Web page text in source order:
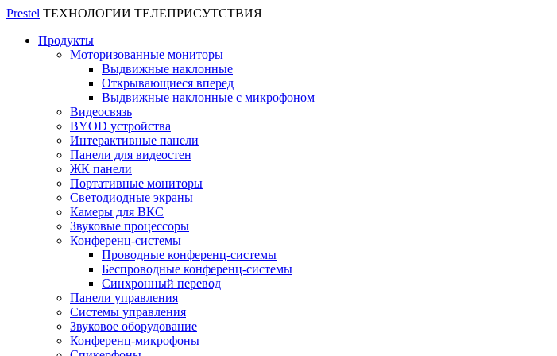
Prestel ТЕХНОЛОГИИ ТЕЛЕПРИСУТСТВИЯ
Продукты
Моторизованные мониторы
Выдвижные наклонные
Открывающиеся вперед
Выдвижные наклонные с микрофоном
Видеосвязь
BYOD устройства
Интерактивные панели
Панели для видеостен
ЖК панели
Портативные мониторы
Светодиодные экраны
Камеры для ВКС
Звуковые процессоры
Конференц-системы
Проводные конференц-системы
Беспроводные конференц-системы
Синхронный перевод
Панели управления
Системы управления
Звуковое оборудование
Конференц-микрофоны